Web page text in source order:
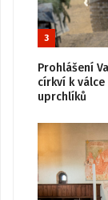
3
Prohlášení
církví k
uprchlíků